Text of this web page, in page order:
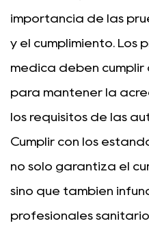
importancia de las
y el cumplimiento. Los
médica deben
para mantener la
los requisitos de las
Cumplir con los
no solo garantiza el
sino que también
profesionales